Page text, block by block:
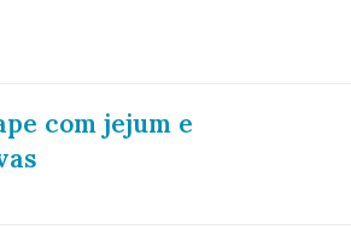
com jejum e